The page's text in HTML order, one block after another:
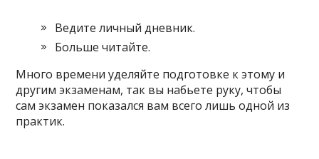
Ведите личный дневник.
Больше читайте.
Много времени уделяйте подготовке к этому и
другим экзаменам, так вы набьете руку, чтобы
сам экзамен показался вам всего лишь одной из
практик.